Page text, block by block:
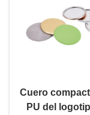
Cuero
PU del